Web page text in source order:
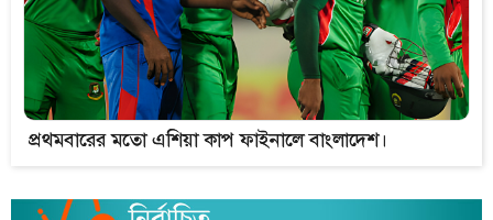
প্রথমবারের মতো এশিয়া কাপ ফাইনালে বাংলাদেশ।